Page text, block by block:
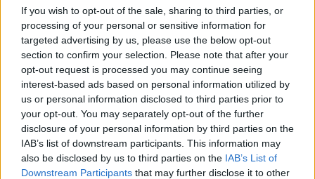
If you wish to opt-out of the sale, sharing to third parties, or
processing of your personal or sensitive information for
targeted advertising by us, please use the below opt-out
section to confirm your selection. Please note that after your
opt-out request is processed you may continue seeing
interest-based ads based on personal information utilized by
us or personal information disclosed to third parties prior to
your opt-out. You may separately opt-out of the further
disclosure of your personal information by third parties on the
IAB’s list of downstream participants. This information may
also be disclosed by us to third parties on the IAB’s List of
Downstream Participants that may further disclose it to other
Η ραψωδία του ’87 παραμένει αξέχαστη μέχρι και